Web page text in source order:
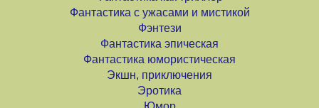
Фантастика с ужасами и мистикой
Фэнтези
Фантастика эпическая
Фантастика юмористическая
Экшн, приключения
Эротика